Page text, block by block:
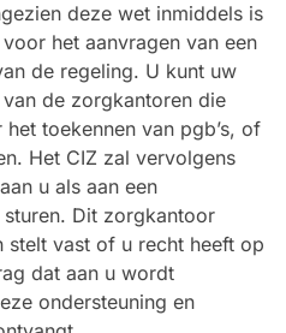
deze wet inmiddels is
het aanvragen van een
de regeling. U kunt uw
de zorgkantoren die
toekennen van pgb’s, of
Het CIZ zal vervolgens
u als aan een
Dit zorgkantoor
vast of u recht heeft op
dat aan u wordt
ondersteuning en